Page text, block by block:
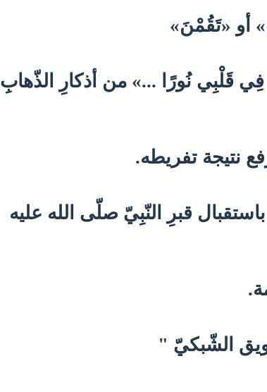
فِي قَلْبِي نُورًا ...» من أذكارِ الذّهابِ
قبرِ النّبِيّ صلّى الله عليه